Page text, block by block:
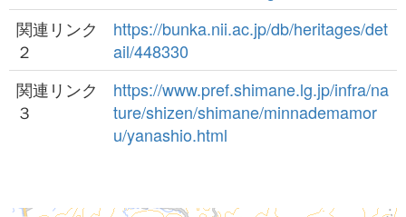
関連リンク
２
https://bunka.nii.ac.jp/db/heritages/det
ail/448330
関連リンク
３
https://www.pref.shimane.lg.jp/infra/na
ture/shizen/shimane/minnademamor
u/yanashio.html